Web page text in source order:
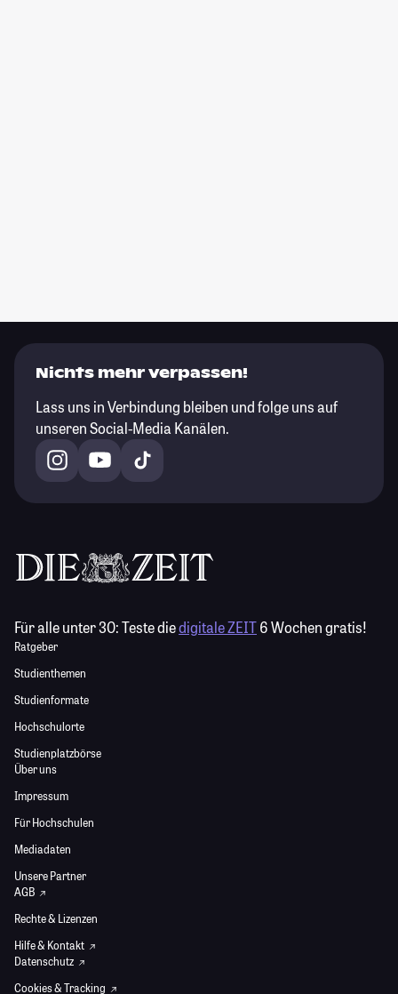
Nichts mehr verpassen!
Lass uns in Verbindung bleiben und folge uns auf
unseren Social-Media Kanälen.
Für alle unter 30:Teste diedigitale ZEIT6 Wochen gratis!
Ratgeber
Studienthemen
Studienformate
Hochschulorte
Studienplatzbörse
Über uns
Impressum
Für Hochschulen
Mediadaten
Unsere Partner
AGB
Rechte & Lizenzen
Hilfe & Kontakt
Datenschutz
Cookies & Tracking